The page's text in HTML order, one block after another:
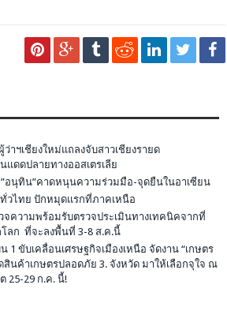
าฯเชียงใหม่แถลงจับสาวเชียงรายด
แดดปลายทางออสเตรเลีย
อนุทิน”คาดหนุนความร่วมมือ-จุดยืนในอาเซียน
ทั่วไทย ปักหมุดแรกที่ภาคเหนือ
จความพร้อมรับตรวจประเมินทางเทคนิคจากที่
ลก ที่จะลงพื้นที่ 3-8 ส.ค.นี้
ขับเคลื่อนเศรษฐกิจเมืองเหนือ จัดงาน “เกษตร
ดสินค้าเกษตรปลอดภัย 3. จังหวัด มาให้เลือกจุใจ ณ
25-29 ก.ค. นี้!